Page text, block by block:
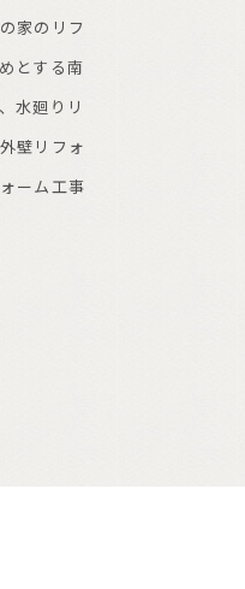
家のリフ
とする南
水廻りリ
壁リフォ
ーム工事